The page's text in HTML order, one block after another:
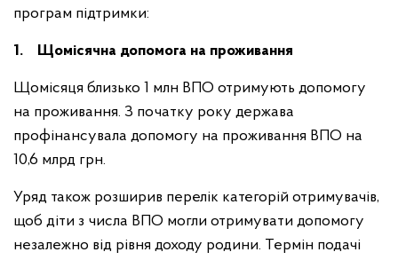
програм підтримки:
1. Щомісячна допомога на проживання
Щомісяця близько 1 млн ВПО отримують допомогу
на проживання. З початку року держава
профінансувала допомогу на проживання ВПО на
10,6 млрд грн.
Уряд також розширив перелік категорій отримувачів,
щоб діти з числа ВПО могли отримувати допомогу
незалежно від рівня доходу родини. Термін подачі